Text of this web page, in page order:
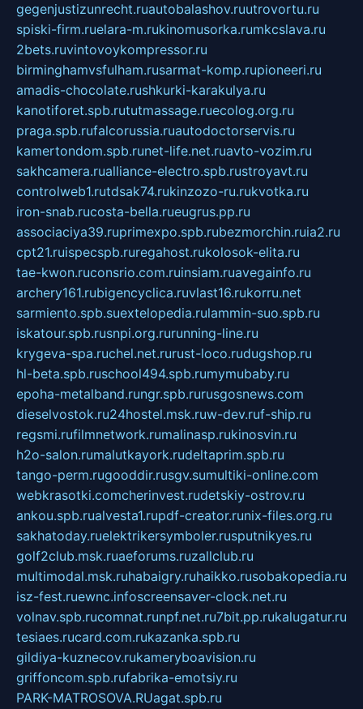
gegenjustizunrecht.ruautobalashov.ruutrovortu.ru
spiski-firm.ruelara-m.rukinomusorka.rumkcslava.ru
2bets.ruvintovoykompressor.ru
birminghamvsfulham.rusarmat-komp.rupioneeri.ru
amadis-chocolate.rushkurki-karakulya.ru
kanotiforet.spb.rututmassage.ruecolog.org.ru
praga.spb.rufalcorussia.ruautodoctorservis.ru
kamertondom.spb.runet-life.net.ruavto-vozim.ru
sakhcamera.rualliance-electro.spb.rustroyavt.ru
controlweb1.rutdsak74.rukinzozo-ru.rukvotka.ru
iron-snab.rucosta-bella.rueugrus.pp.ru
associaciya39.ruprimexpo.spb.rubezmorchin.ruia2.ru
cpt21.ruispecspb.ruregahost.rukolosok-elita.ru
tae-kwon.ruconsrio.com.ruinsiam.ruavegainfo.ru
archery161.rubigencyclica.ruvlast16.rukorru.net
sarmiento.spb.suextelopedia.rulammin-suo.spb.ru
iskatour.spb.rusnpi.org.rurunning-line.ru
krygeva-spa.ruchel.net.rurust-loco.rudugshop.ru
hl-beta.spb.ruschool494.spb.rumymubaby.ru
epoha-metalband.rungr.spb.rurusgosnews.com
dieselvostok.ru24hostel.msk.ruw-dev.ruf-ship.ru
regsmi.rufilmnetwork.rumalinasp.rukinosvin.ru
h2o-salon.rumalutkayork.rudeltaprim.spb.ru
tango-perm.rugooddir.rusgv.sumultiki-online.com
webkrasotki.comcherinvest.rudetskiy-ostrov.ru
ankou.spb.rualvesta1.rupdf-creator.runix-files.org.ru
sakhatoday.ruelektrikersymboler.rusputnikyes.ru
golf2club.msk.ruaeforums.ruzallclub.ru
multimodal.msk.ruhabaigry.ruhaikko.rusobakopedia.ru
isz-fest.ruewnc.infoscreensaver-clock.net.ru
volnav.spb.rucomnat.runpf.net.ru7bit.pp.rukalugatur.ru
tesiaes.rucard.com.rukazanka.spb.ru
gildiya-kuznecov.rukameryboavision.ru
griffoncom.spb.rufabrika-emotsiy.ru
PARK-MATROSOVA.RUagat.spb.ru